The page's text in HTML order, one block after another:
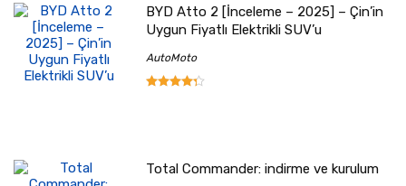
BYD Atto 2 [İnceleme – 2025] – Çin’in
Uygun Fiyatlı Elektrikli SUV’u
AutoMoto
Total Commander: indirme ve kurulum